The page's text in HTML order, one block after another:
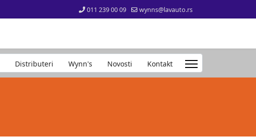
011 239 00 09 wynns@lavauto.rs
Distributeri Wynn's Novosti Kontakt